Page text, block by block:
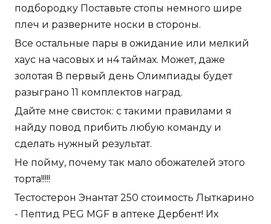
подбородку Поставьте стопы немного шире
плеч и разверните носки в стороны.
Все остальные пары в ожидание или мелкий
хаус на часовых и н4 таймах. Может, даже
золотая В первый день Олимпиады будет
разыграно 11 комплектов наград.
Дайте мне свисток: с такими правилами я
найду повод прибить любую команду и
сделать нужный результат.
Не пойму, почему так мало обожателей этого
торта!!!!!
Тестостерон Энантат 250 стоимость Лыткарино
- Пептид PEG MGF в аптеке Дербент! Их